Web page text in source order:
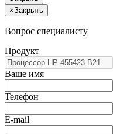
×Закрыть
Вопрос специалисту
Продукт
Ваше имя
Телефон
E-mail